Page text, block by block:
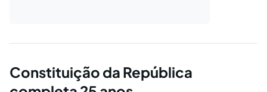
Constituição da República